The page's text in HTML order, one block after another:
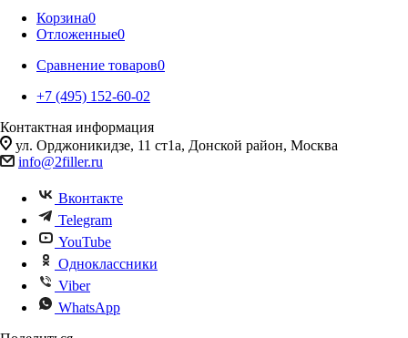
Корзина0
Отложенные0
Сравнение товаров0
+7 (495) 152-60-02
Контактная информация
ул. Орджоникидзе, 11 ст1а, Донской район, Москва
info@2filler.ru
Вконтакте
Telegram
YouTube
Одноклассники
Viber
WhatsApp